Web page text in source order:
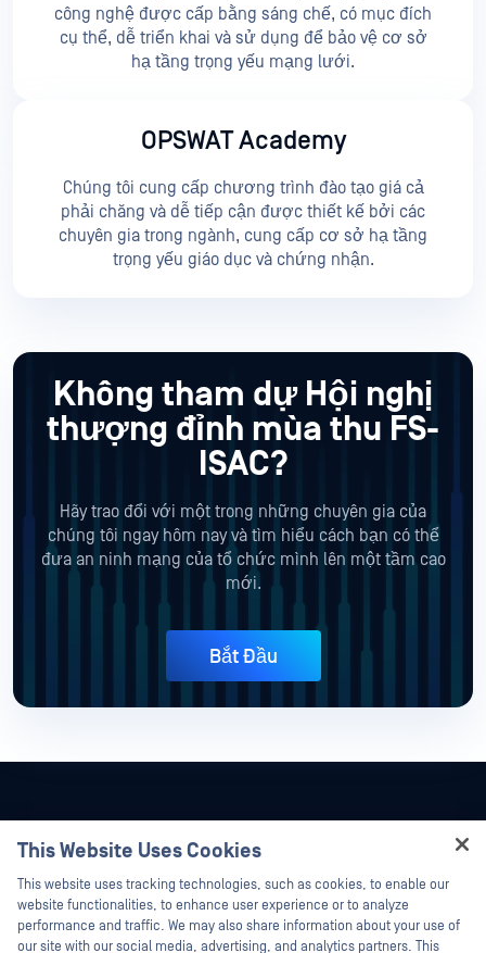
công nghệ được cấp bằng sáng chế, có mục đích
cụ thể, dễ triển khai và sử dụng để bảo vệ cơ sở
hạ tầng trọng yếu mạng lưới.
OPSWAT Academy
Chúng tôi cung cấp chương trình đào tạo giá cả
phải chăng và dễ tiếp cận được thiết kế bởi các
chuyên gia trong ngành, cung cấp cơ sở hạ tầng
trọng yếu giáo dục và chứng nhận.
Không tham dự Hội nghị
thượng đỉnh mùa thu FS-
ISAC?
Hãy trao đổi với một trong những chuyên gia của
chúng tôi ngay hôm nay và tìm hiểu cách bạn có thể
đưa an ninh mạng của tổ chức mình lên một tầm cao
mới.
Bắt Đầu
This Website Uses Cookies
This website uses tracking technologies, such as cookies, to enable our
website functionalities, to enhance user experience or to analyze
performance and traffic. We may also share information about your use of
our site with our social media, advertising, and analytics partners. This
Hey there!
I'm Ozzy, your OPSWAT virtual assistant.
How can I help you secure what's critical
today?